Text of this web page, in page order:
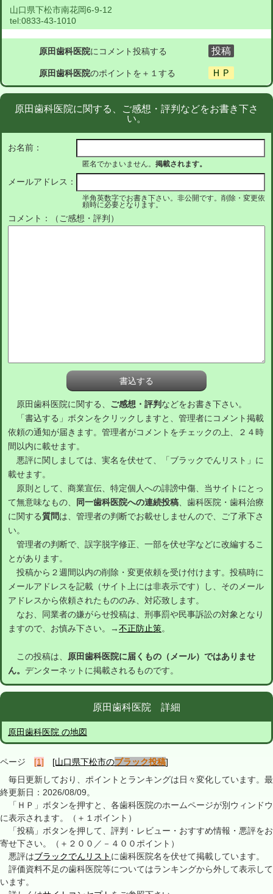
山口県下松市南花岡6-9-12
tel:0833-43-1010
原田歯科医院にコメント投稿する
原田歯科医院のポイントを＋１する
原田歯科医院に関する、ご感想・評判などをお書き下さ
い。
お名前：
匿名でかまいません。 掲載されます。
メールアドレス：
半角英数字でお書き下さい。非公開です。削除・変更依
頼時に必要となります。
コメント：（ご感想・評判）
原田歯科医院に関する、 ご感想・評判 などをお書き下さい。
「書込する」ボタンをクリックしますと、管理者にコメント掲載
依頼の通知が届きます。管理者がコメントをチェックの上、２４時
間以内に載せます。
悪評に関しましては、実名を伏せて、「ブラックでんリスト」に
載せます。
原則として、商業宣伝、特定個人への誹謗中傷、当サイトにとっ
て無意味なもの、
同一歯科医院への連続投稿、歯科医院・歯科治療
に関する質問は、管理者の判断でお載せしませんので、ご了承下さ
い。
管理者の判断で、誤字脱字修正、一部を伏せ字などに改編するこ
とがあります。
投稿から２週間以内の削除・変更依頼を受け付けます。投稿時に
メールアドレスを記載（サイト上には非表示です）し、そのメール
アドレスから依頼されたもののみ、対応致します。
なお、同業者の嫌がらせ投稿は、刑事罰や民事訴訟の対象となり
ますので、お慎み下さい。→不正防止策。
この投稿は、 原田歯科医院に届くもの（メール）ではありませ
ん。 デンターネットに掲載されるものです。
原田歯科医院 詳細
原田歯科医院 の地図
ページ [1] [山口県下松市のブラック投稿]
毎日更新しており、ポイントとランキングは日々変化しています。最
終更新日：2026/08/09。
「ＨＰ」ボタンを押すと、各歯科医院のホームページが別ウィンドウ
に表示されます。（＋１ポイント）
「投稿」ボタンを押して、評判・レビュー・おすすめ情報・悪評をお
寄せ下さい。（＋２００／－４００ポイント）
悪評はブラックでんリスト に歯科医院名を伏せて掲載しています。
評価資料不足の歯科医院等についてはランキングから外して表示して
います。